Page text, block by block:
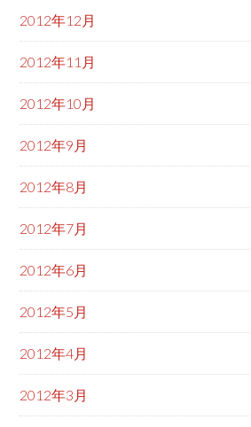
2012年12月
2012年11月
2012年10月
2012年9月
2012年8月
2012年7月
2012年6月
2012年5月
2012年4月
2012年3月